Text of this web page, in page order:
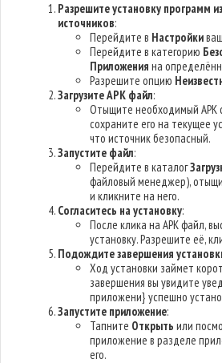
Разрешите установку программ
источников:
Перейдите в Настройки
Перейдите в категорию
Приложения на
Разрешите опцию
Загрузите APK файл:
Отыщите необходимый APK
сохраните его на текущее
что источник безопасный.
Запустите файл:
Перейдите в каталог
файловый менеджер),
и кликните на него.
Согласитесь на установку:
После клика на APK файл,
установку. Разрешите её,
Подождите завершения
Ход установки займет
завершения вы увидите
приложени} успешно
Запустите приложение:
Тапните Открыть или
приложение в разделе
его.